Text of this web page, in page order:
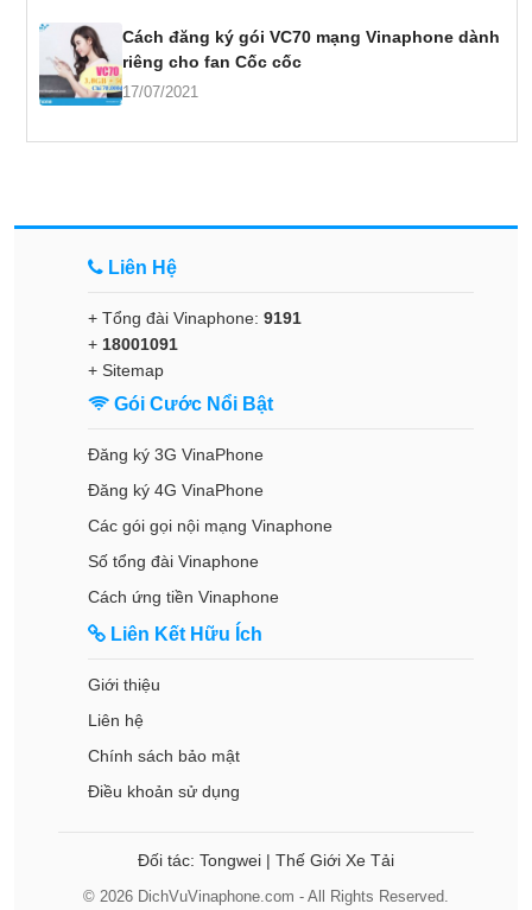
Cách đăng ký gói VC70 mạng Vinaphone dành
riêng cho fan Cốc cốc
17/07/2021
Liên Hệ
+ Tổng đài Vinaphone: 9191
+ 18001091
+ Sitemap
Gói Cước Nổi Bật
Đăng ký 3G VinaPhone
Đăng ký 4G VinaPhone
Các gói gọi nội mạng Vinaphone
Số tổng đài Vinaphone
Cách ứng tiền Vinaphone
Liên Kết Hữu Ích
Giới thiệu
Liên hệ
Chính sách bảo mật
Điều khoản sử dụng
Đối tác: Tongwei | Thế Giới Xe Tải
© 2026 DichVuVinaphone.com - All Rights Reserved.